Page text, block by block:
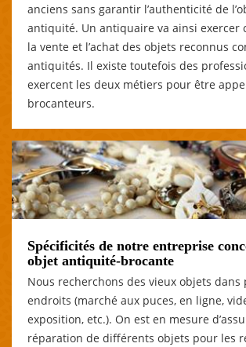
anciens sans garantir l’authenticité de
antiquité. Un antiquaire va ainsi exercer
la vente et l’achat des objets reconnus
antiquités. Il existe toutefois des
exercent les deux métiers pour être
brocanteurs.
Spécificités de notre entreprise
objet antiquité-brocante
Nous recherchons des vieux objets dans
endroits (marché aux puces, en ligne,
exposition, etc.). On est en mesure
réparation de différents objets pour les